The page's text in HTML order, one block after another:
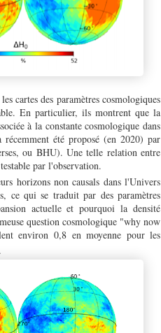
cartes des paramètres cosmologiques
En particulier, ils montrent que la
à la constante cosmologique dans
été proposé (en 2020) par
ou BHU). Une telle relation entre
par l'observation.
horizons non causals dans l'Univers
ce qui se traduit par des paramètres
actuelle et pourquoi la densité
question cosmologique "why now
environ 0,8 en moyenne pour les